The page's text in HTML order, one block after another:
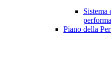
Sistema
Piano della